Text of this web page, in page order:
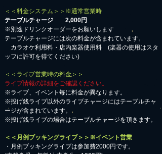
＜＜料金システム＞＞※通常営業時
テーブルチャージ 2,000円
※別途ドリンクオーダーをお願いします
テーブルチャージには次の料金が含まれています。
カラオケ利用料・店内楽器使用料 (楽器の使用はスタ
ッフに許可を得てください)
＜＜ライブ営業時の料金＞＞
ライブ情報の詳細をご確認ください。
※ライブ、イベント毎に料金が異なります。
※投げ銭ライブ以外のライブチャージにはテーブルチャ
ージが含まれています。
※投げ銭ライブの場合はテーブルチャージを頂きます。
＜＜月例ブッキングライブ＞＞※イベント営業
・月例ブッキングライブは参加費2000円です。